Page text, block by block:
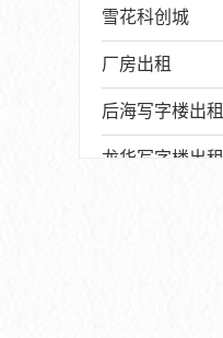
雪花科创城
厂房出租
后海写字楼出租
龙华写字楼出租